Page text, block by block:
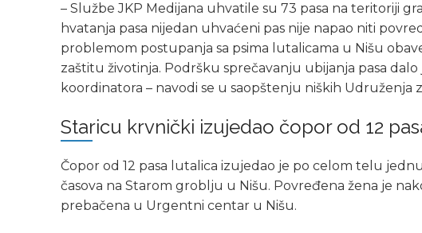
– Službe JKP Medijana uhvatile su 73 pasa na teritoriji
hvatanja pasa nijedan uhvaćeni pas nije napao niti
problemom postupanja sa psima lutalicama u Nišu
zaštitu životinja. Podršku sprečavanju ubijanja pasa
koordinatora – navodi se u saopštenju niških Udruženja
Staricu krvnički izujedao čopor od 12
Čopor od 12 pasa lutalica izujedao je po celom telu
časova na Starom groblju u Nišu. Povređena žena je
prebačena u Urgentni centar u Nišu.